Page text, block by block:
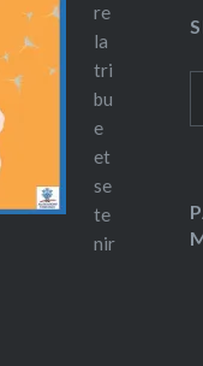
re
la
tri
bu
e
et
se
te
nir